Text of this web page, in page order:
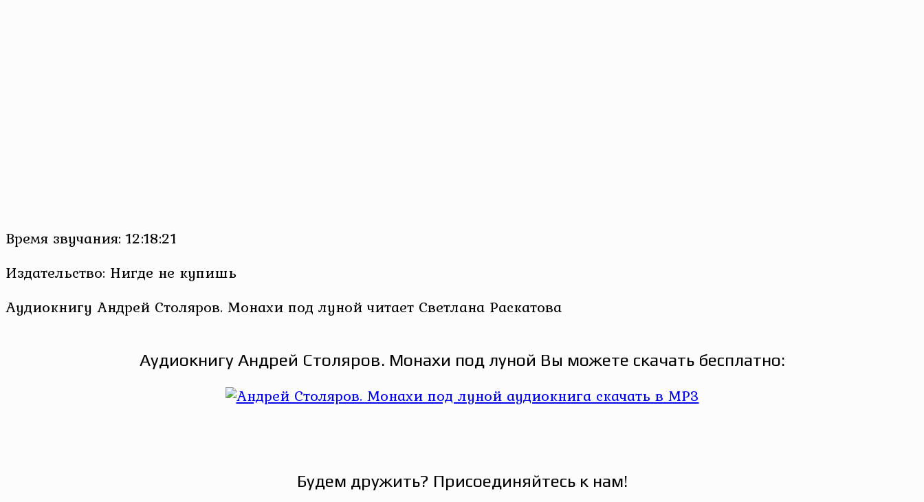
Время звучания: 12:18:21
Издательство: Нигде не купишь
Аудиокнигу Андрей Столяров. Монахи под луной читает Светлана Раскатова
Аудиокнигу Андрей Столяров. Монахи под луной Вы можете скачать бесплатно:
Будем дружить? Присоединяйтесь к нам!